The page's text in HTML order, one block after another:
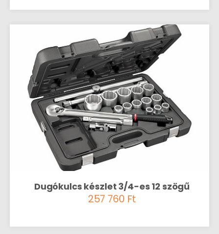
Dugókulcs készlet 3/4-es 12 szögű
257 760 Ft